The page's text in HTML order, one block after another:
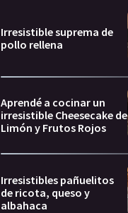
Irresistible suprema de
pollo rellena
Aprendé a cocinar un
irresistible Cheesecake de
Limón y Frutos Rojos
Irresistibles pañuelitos
de ricota, queso y
albahaca